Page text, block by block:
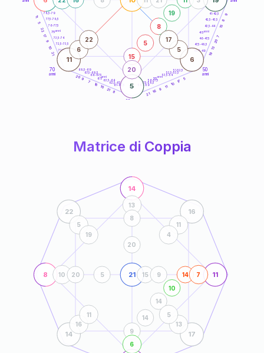
50
anni
60
70
anni
41-42,5
42,5-43,5
43,5-44
46-47,5
47,5-48,5
48,5-49
51-52,5
52,5-53,5
53,5-54
56-57,5
57,5-58,5
58,5-59
61-62,5
62,5-63,5
63,5-64
66-67,5
67,5-68,5
68,5-69
71-72,5
72,5-73,5
73,5-74
76-77,5
77,5-78,5
78,5-79 9
8
15
7
20
13
19
5
17
10
11
9
16
21
8
21
10
16
7
9
20
21
10
9
17
22
5
11
5
11 6
15
5
8
19
20
6
22
5
17
45anni
55anni
65anni
75anni
Matrice di Coppia
8
14
11
21
22 16
14 17
9
14
14
10
14
10
13
7
6
20
8
15 9
5
20
5
19
11
4
16
11
13
5